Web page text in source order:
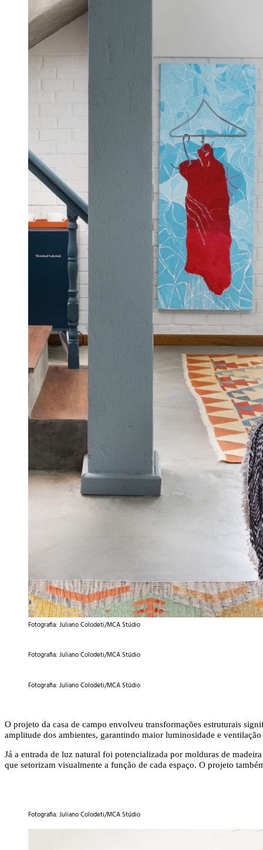
Fotografia: Juliano Colodeti/MCA Stúdio
Fotografia: Juliano Colodeti/MCA Stúdio
Fotografia: Juliano Colodeti/MCA Stúdio
O projeto da casa de campo envolveu transformações estruturais
amplitude dos ambientes, garantindo maior luminosidade e
Já a entrada de luz natural foi potencializada por molduras de
que setorizam visualmente a função de cada espaço. O projeto
Fotografia: Juliano Colodeti/MCA Stúdio